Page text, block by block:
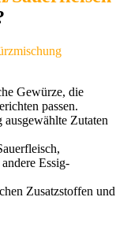
Gewürze, die
passen.
Zutaten
Essig-
Zusatzstoffen und